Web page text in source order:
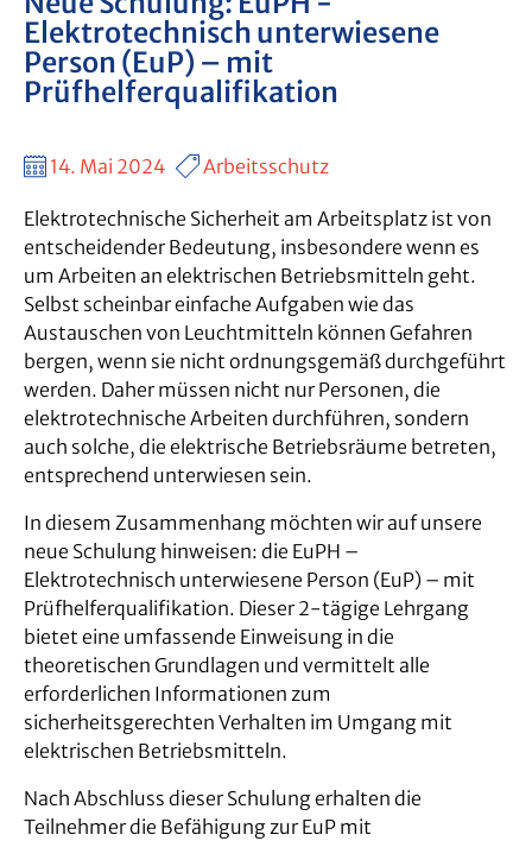
Elektrotechnisch unterwiesene
Person (EuP) – mit
Prüfhelferqualifikation
14. Mai 2024 Arbeitsschutz
Elektrotechnische Sicherheit am Arbeitsplatz ist von
entscheidender Bedeutung, insbesondere wenn es
um Arbeiten an elektrischen Betriebsmitteln geht.
Selbst scheinbar einfache Aufgaben wie das
Austauschen von Leuchtmitteln können Gefahren
bergen, wenn sie nicht ordnungsgemäß durchgeführt
werden. Daher müssen nicht nur Personen, die
elektrotechnische Arbeiten durchführen, sondern
auch solche, die elektrische Betriebsräume betreten,
entsprechend unterwiesen sein.
In diesem Zusammenhang möchten wir auf unsere
neue Schulung hinweisen: die EuPH –
Elektrotechnisch unterwiesene Person (EuP) – mit
Prüfhelferqualifikation. Dieser 2-tägige Lehrgang
bietet eine umfassende Einweisung in die
theoretischen Grundlagen und vermittelt alle
erforderlichen Informationen zum
sicherheitsgerechten Verhalten im Umgang mit
elektrischen Betriebsmitteln.
Nach Abschluss dieser Schulung erhalten die
Teilnehmer die Befähigung zur EuP mit